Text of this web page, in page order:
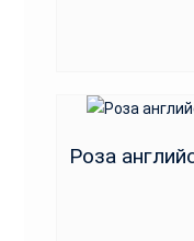
Роза